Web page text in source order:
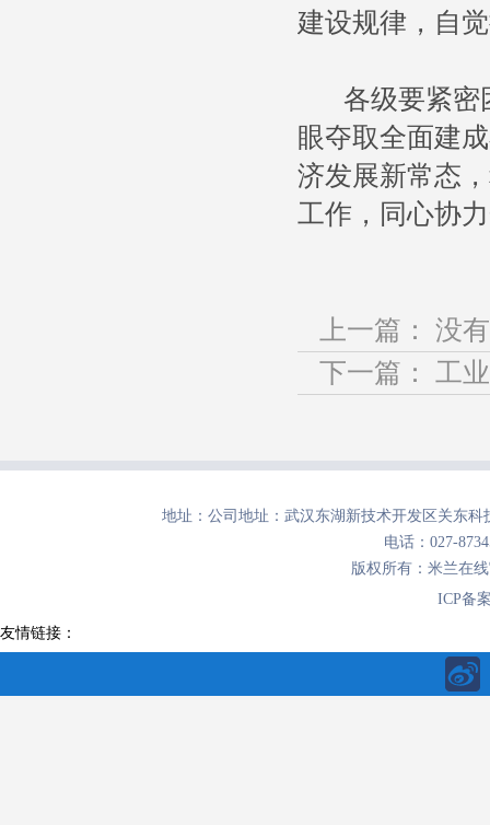
建设规律，自
各级要紧密
眼夺取全面建
济发展新常态
工作，同心协
上一篇： 没
下一篇： 工
地址：公司地址：武汉东湖新技术开发区关东
电话：027-
版权所有：米兰
ICP备
友情链接：